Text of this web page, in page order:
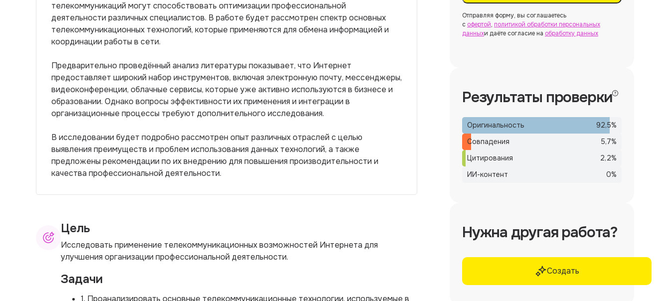
телекоммуникаций могут способствовать оптимизации профессиональной
деятельности различных специалистов. В работе будет рассмотрен спектр основных
телекоммуникационных технологий, которые применяются для обмена информацией и
координации работы в сети.
Предварительно проведённый анализ литературы показывает, что Интернет
предоставляет широкий набор инструментов, включая электронную почту, мессенджеры,
видеоконференции, облачные сервисы, которые уже активно используются в бизнесе и
образовании. Однако вопросы эффективности их применения и интеграции в
организационные процессы требуют дополнительного исследования.
В исследовании будет подробно рассмотрен опыт различных отраслей с целью
выявления преимуществ и проблем использования данных технологий, а также
предложены рекомендации по их внедрению для повышения производительности и
качества профессиональной деятельности.
Цель
Исследовать применение телекоммуникационных возможностей Интернета для
улучшения организации профессиональной деятельности.
Задачи
1. Проанализировать основные телекоммуникационные технологии, используемые в
Отправляя форму, вы соглашаетесь
с офертой, политикой обработки персональных
данныхи даёте согласие на обработку данных
Результаты проверки
Оригинальность 92,5%
Совпадения
5,7%
Цитирования
2,2%
ИИ-контент
0%
Нужна другая работа?
Создать